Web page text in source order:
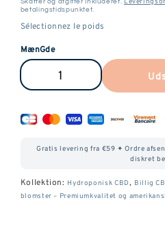
Skatter og afgifter inkluderet.
betalingstidspunktet.
MænGde
Reducer
af
ManGo
CBD
ØG
af
ManGo
CBD
Gratis levering fra €59 ✦ Ordre
diskret
Kollektion: Hydroponisk CBD, Billig
blomster – Premiumkvalitet og